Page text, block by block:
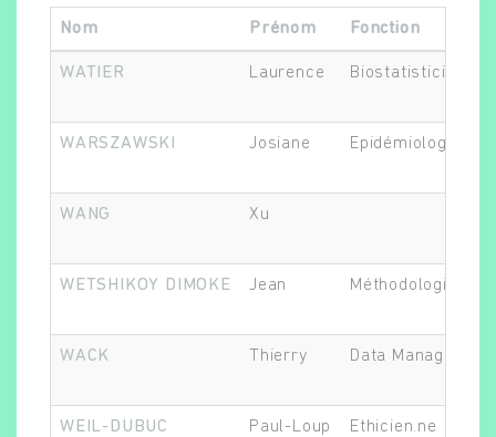
Nom Prénom Fonction
WATIER Laurence Biostatisticien.ne
WARSZAWSKI Josiane Epidémiologiste
WANG Xu
WETSHIKOY DIMOKE Jean Méthodologiste
WACK Thierry Data Manager
WEIL-DUBUC Paul-Loup Ethicien.ne